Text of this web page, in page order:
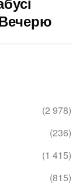
(2 978)
(236)
(1 415)
(815)